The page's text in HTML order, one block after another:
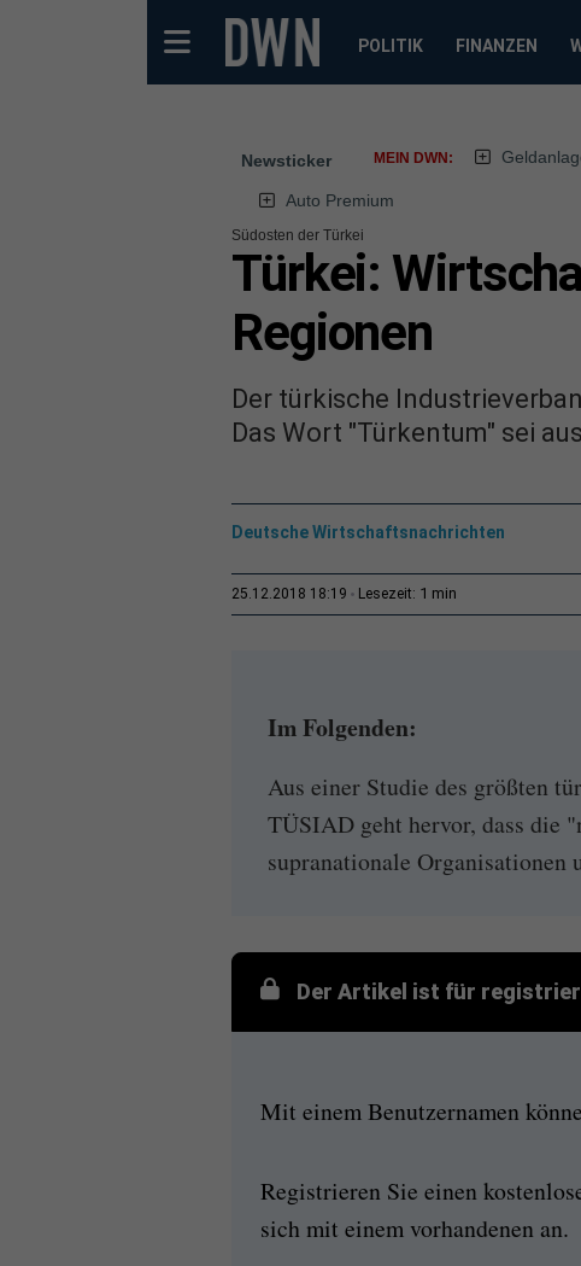
POLITIK FINANZEN
Newsticker MEIN DWN:
Auto Premium
Südosten der Türkei
Türkei:
Regionen
Der türkische
Das Wort "Türkentum" sei
Deutsche Wirtschaftsnachrichten
25.12.2018 18:19 Lesezeit: 1 min
Im Folgenden:
Aus einer Studie des größten
TÜSIAD geht hervor, dass die
supranationale Organisationen
Der Artikel ist für
Mit einem Benutzernamen
Registrieren Sie einen
sich mit einem vorhandenen an.